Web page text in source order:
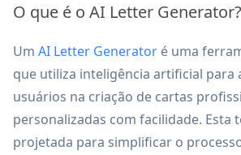
O que é o AI Letter Generator?
Um AI Letter Generator é uma
que utiliza inteligência artificial para
usuários na criação de cartas
personalizadas com facilidade. Esta
projetada para simplificar o